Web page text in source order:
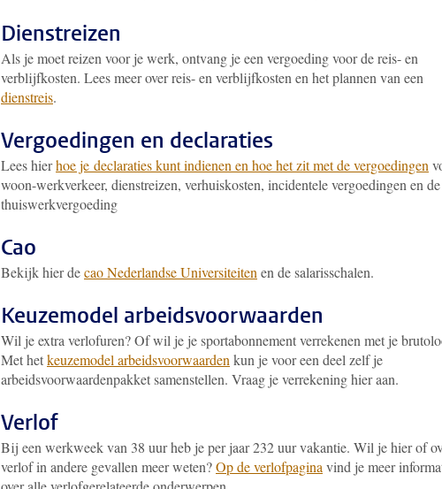
Dienstreizen
Als je moet reizen voor je werk, ontvang je een vergoeding voor de reis- en
verblijfkosten. Lees meer over reis- en verblijfkosten en het plannen van een
dienstreis.
Vergoedingen en declaraties
Lees hierhoe je declaraties kunt indienen en hoe het zit met de vergoedingen
woon-werkverkeer, dienstreizen, verhuiskosten, incidentele vergoedingen en de
thuiswerkvergoeding
Cao
Bekijk hier decao Nederlandse Universiteiten en de salarisschalen.
Keuzemodel arbeidsvoorwaarden
Wil je extra verlofuren? Of wil je je sportabonnement verrekenen met je
Met hetkeuzemodel arbeidsvoorwaarden kun je voor een deel zelf je
arbeidsvoorwaardenpakket samenstellen. Vraag je verrekening hier aan.
Verlof
Bij een werkweek van 38 uur heb je per jaar 232 uur vakantie. Wil je hier of
verlof in andere gevallen meer weten?Op de verlofpagina vind je meer